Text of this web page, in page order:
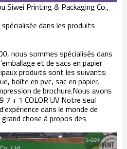
Siwei Printing & Packaging Co.,
dans les produits
nous sommes spécialisés dans
et de sacs en papier
produits sont les suivants:
boîte en pvc, sac en papier,
de brochure.Nous avons
7 + 1 COLOR UV Notre seul
dans le monde de
chose à propos des